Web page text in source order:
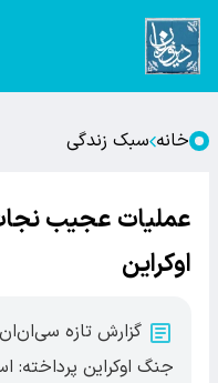
خانه سبک زندگی
عملیات عجیب
اوکراین
گزارش تازه
جنگ اوکراین پرداخته: